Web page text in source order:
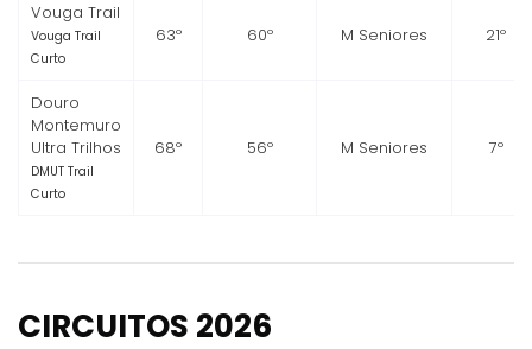
Vouga Trail
Vouga Trail
Curto
63º 60º M Seniores 21º
Douro
Montemuro
Ultra Trilhos
DMUT Trail
Curto
68º 56º M Seniores 7º
CIRCUITOS 2026